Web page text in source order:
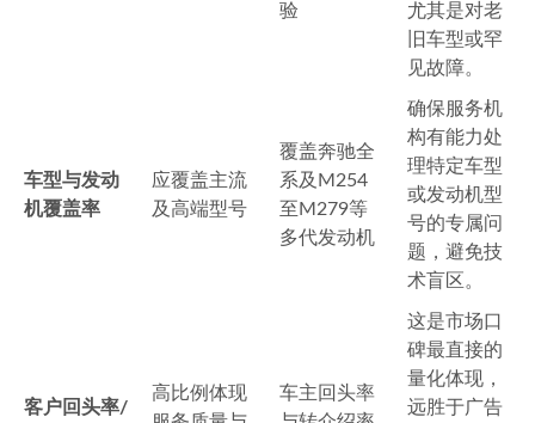
验
尤其是对老
旧车型或罕
见故障。
车型与发动
机覆盖率
应覆盖主流
及高端型号
覆盖奔驰全
系及M254
至M279等
多代发动机
确保服务机
构有能力处
理特定车型
或发动机型
号的专属问
题，避免技
术盲区。
客户回头率/
高比例体现
车主回头率
这是市场口
碑最直接的
量化体现，
远胜于广告